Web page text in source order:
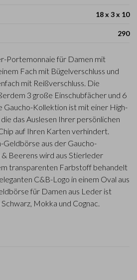
18 x 3 x 10
290
Portemonnaie für Damen mit
Fach mit Bügelverschluss und
mit Reißverschluss. Die
3 große Einschubfächer und 6
Kollektion ist mit einer High-
das Auslesen Ihrer persönlichen
auf Ihren Karten verhindert.
Geldbörse aus der Gaucho-
Beerens wird aus Stierleder
transparenten Farbstoff behandelt
C&B-Logo in einem Oval aus
für Damen aus Leder ist
Mokka und Cognac.